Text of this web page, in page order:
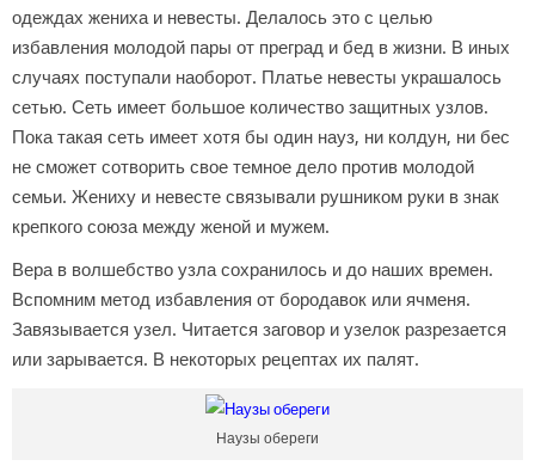
одеждах жениха и невесты. Делалось это с целью
избавления молодой пары от преград и бед в жизни. В иных
случаях поступали наоборот. Платье невесты украшалось
сетью. Сеть имеет большое количество защитных узлов.
Пока такая сеть имеет хотя бы один науз, ни колдун, ни бес
не сможет сотворить свое темное дело против молодой
семьи. Жениху и невесте связывали рушником руки в знак
крепкого союза между женой и мужем.
Вера в волшебство узла сохранилось и до наших времен.
Вспомним метод избавления от бородавок или ячменя.
Завязывается узел. Читается заговор и узелок разрезается
или зарывается. В некоторых рецептах их палят.
Наузы обереги